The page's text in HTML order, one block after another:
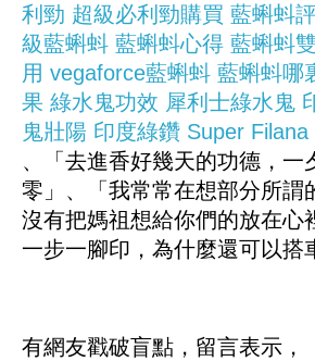
利勁 超級必利勁購買 藍蝌蚪
級藍蝌蚪 藍蝌蚪心得 藍蝌蚪
用 vegaforce藍蝌蚪 藍蝌蚪哪
果 綠水鬼功效 犀利士綠水鬼
鬼壯陽 印度綠鑽 Super Filana
、「去進香好幾天的功德，一
零」、「我常常在想部分所謂
沒有把媽祖想給你們的放在心
一步一腳印，為什麼還可以搭
有網友戳破盲點，留言表示，